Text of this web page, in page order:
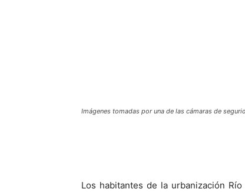
Imágenes tomadas por una de las cámaras de
Los habitantes de la urbanización